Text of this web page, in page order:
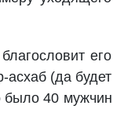
его
(да будет
было 40 мужчин